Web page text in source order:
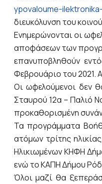
ypovaloume-
διευκόλυνση του κοινού
Ενημερώνονται οι
αποφάσεων των
επανυποβληθούν
Φεβρουάριο του 2021.
Οι ωφελούμενοι δεν
Σταυρού 12α – Παλιό
προκαθορισμένη
Τα προγράμματα
ατόμων τρίτης
Ηλικιωμένων ΚΗΦΗ
ενώ το ΚΑΠΗ Δήμου
Όλοι μαζί θα